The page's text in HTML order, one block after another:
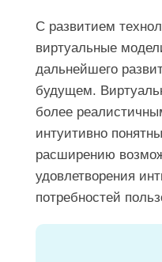
С развитием
виртуальные
дальнейшего
будущем.
более
интуитивно
расширению
удовлетворения
потребностей